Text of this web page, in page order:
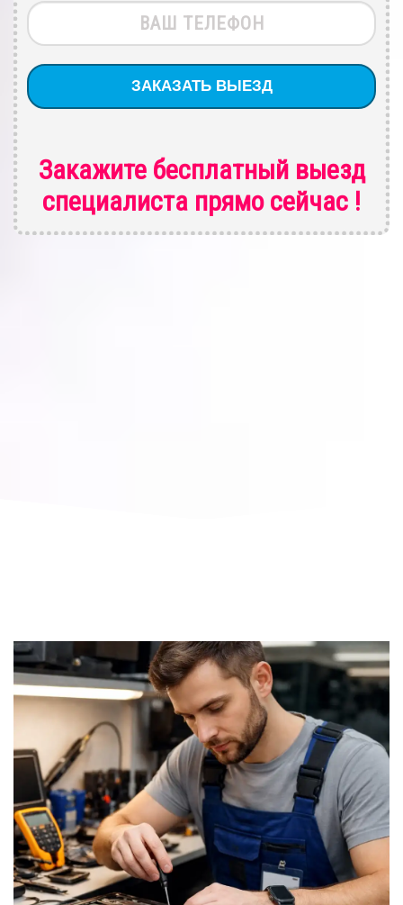
Закажите бесплатный выезд
специалиста прямо сейчас !